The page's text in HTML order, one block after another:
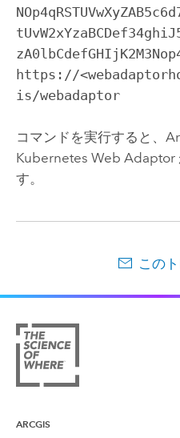
https://
is/webadaptor
コマンドを実行すると、
Kubernetes Web Adaptor
す。
この
ARCGIS